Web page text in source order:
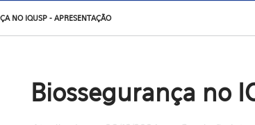
NO IQUSP - APRESENTAÇÃO
Biossegurança no